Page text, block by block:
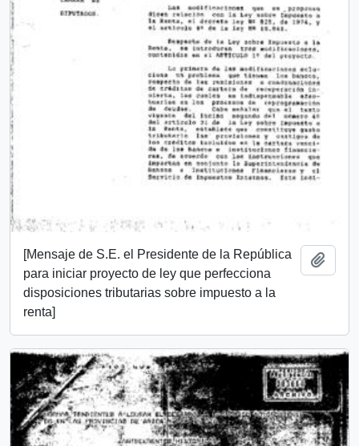
[Mensaje de S.E. el Presidente de la República
para iniciar proyecto de ley que perfecciona
disposiciones tributarias sobre impuesto a la
renta]